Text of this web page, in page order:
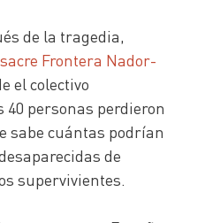
de la tragedia,
Frontera Nador-
el colectivo
personas perdieron
sabe cuántas podrían
de
supervivientes.